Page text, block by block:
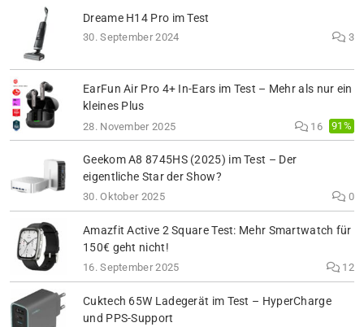
Dreame H14 Pro im Test
30. September 2024 3
EarFun Air Pro 4+ In-Ears im Test – Mehr als nur ein
kleines Plus
28. November 2025 16 91%
Geekom A8 8745HS (2025) im Test – Der
eigentliche Star der Show?
30. Oktober 2025 0
Amazfit Active 2 Square Test: Mehr Smartwatch für
150€ geht nicht!
16. September 2025 12
Cuktech 65W Ladegerät im Test – HyperCharge
und PPS-Support